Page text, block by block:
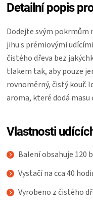
O
GRILOVÁNÍ
HAVAJSKÉ
KOŠILE
DÁRKOVÉ
POUKAZY
Detailní popis
Dodejte svým
jihu s prémiovými
čistého dřeva bez
tlakem tak, aby pouze
rovnoměrný, čistý kouř.
aroma, které dodá masu
Vlastnosti
Balení obsahuje 120
Vystačí na cca 40
Vyrobeno z čistého